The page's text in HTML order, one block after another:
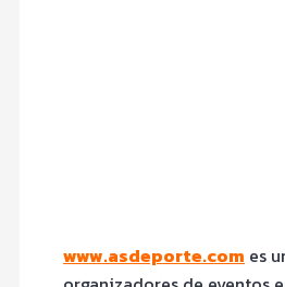
www.asdeporte.com es